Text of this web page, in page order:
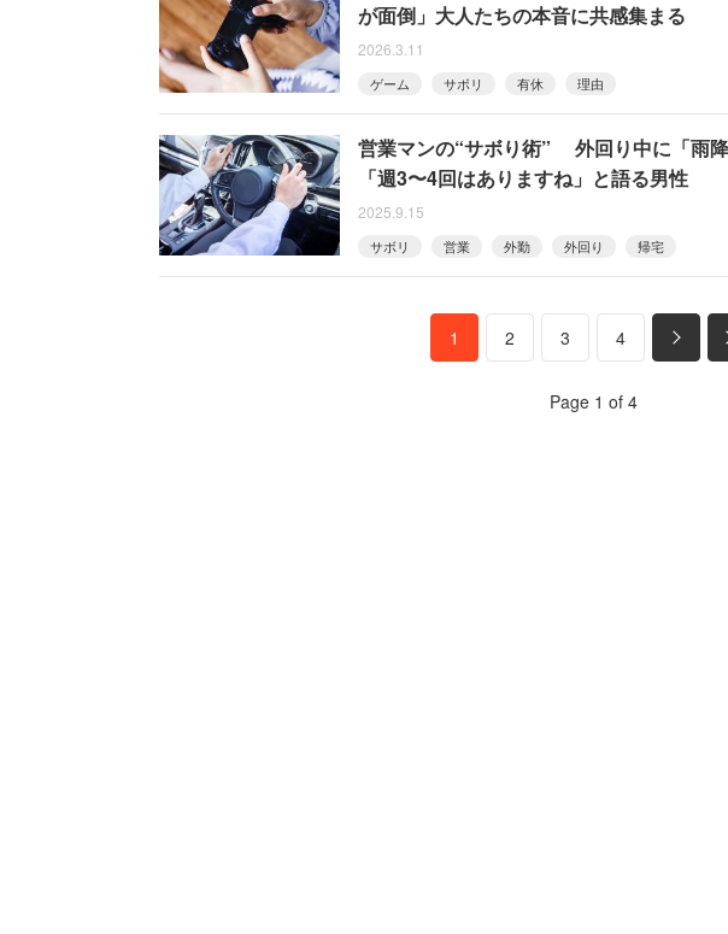
が面倒」大人たちの本音に共感集まる
2026.3.11
ゲーム サボリ 有休 理由
営業マンの“サボり術” 外回り中に「雨降
「週3〜4回はありますね」と語る男性
2025.9.15
サボリ 営業 外勤 外回り 帰宅
1 2 3 4
Page 1 of 4